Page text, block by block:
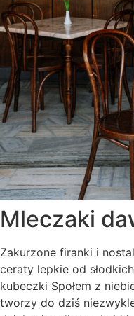
Mleczaki
Zakurzone firanki i
ceraty lepkie od
kubeczki Społem z
tworzy do dziś